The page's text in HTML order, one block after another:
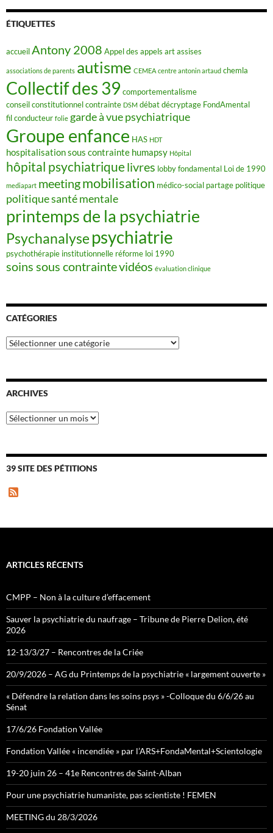
b
o
o
ÉTIQUETTES
accueilAntony 2008 Appel des appels artassises
associations de parents autisme CEMEA centre antonin artaud chemla
Collectif des 39 comportementalisme
conseil constitutionnelcontrainte DSM débatdécryptage FondAmental
fil conducteur folie garde à vue psychiatrique
Groupe enfance HAS HDT
hospitalisation sous contrainte humapsy Hôpital
hôpital psychiatriquelivres lobby fondamental Loi de 1990
mediapart meetingmobilisation médico-social partage politique
politique santé mentale
printemps de la psychiatrie
Psychanalyse psychiatrie
psychothérapie institutionnelle réforme loi 1990
soins sous contraintevidéos évaluation clinique
CATÉGORIES
Catégories
ARCHIVES
Archives
39 SITE DES PÉTITIONS
ARTICLES RÉCENTS
CMPP – Non à la culture d’effacement
Sauver la psychiatrie du naufrage – Tribune de Pierre Delion, été
2026
12-13/3/27 – Rencontres de la Criée
20/9/2026 – AG du Printemps de la psychiatrie « largement ouverte »
« Défendre la relation dans les soins psys » -Colloque du 6/6/26 au
Sénat
17/6/26 Fondation Vallée
Fondation Vallée « incendiée » par l’ARS+FondaMental+Scientologie
19-20 juin 26 – 41e Rencontres de Saint-Alban
Pour une psychiatrie humaniste, pas scientiste ! FEMEN
MEETING du 28/3/2026